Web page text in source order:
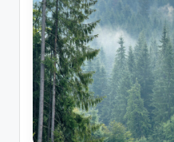
н
я
т
а
п